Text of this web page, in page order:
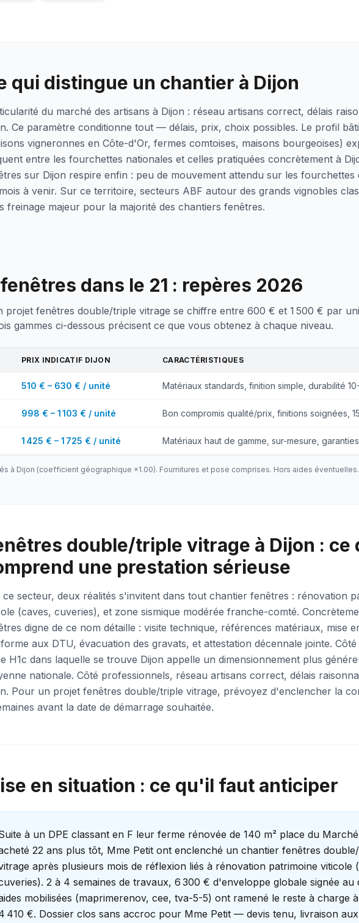
qui distingue un chantier à Dijon
du marché des artisans à Dijon : réseau artisans correct, délais
Ce paramètre conditionne tout — délais, prix, choix possibles. Le profil
vigneronnes en Côte-d'Or, fermes comtoises, maisons bourgeoises)
entre les fourchettes nationales et celles pratiquées concrètement à
sur Dijon respire enfin : peu de mouvement attendu sur les fourchettes
à venir. Sur ce territoire, secteurs ABF autour des grands vignobles
freinage majeur pour la majorité des chantiers fenêtres.
dans le 21 : repères 2026
projet fenêtres double/triple vitrage se chiffre entre 600 € et 1 500 € par
gammes ci-dessous précisent ce que vous obtenez à chaque niveau.
PRIX INDICATIF DIJON CARACTÉRISTIQUES
510 € – 630 € / unité Matériaux standards, finition simple, durabilité
998 € – 1 103 € / unité Bon compromis qualité/prix, finitions soignées,
1 425 € – 1 725 € / unité Matériaux haut de gamme, sur-mesure,
à Dijon (coefficient géographique ×1.00). Fournitures et pose comprises. Hors aides éventuelles.
double/triple vitrage à Dijon : ce
une prestation sérieuse
ce secteur, deux réalités s'invitent dans tout chantier fenêtres : rénovation
(caves, cuveries), et zone sismique modérée franche-comté.
digne de ce nom détaille : visite technique, références matériaux, mise
aux DTU, évacuation des gravats, et attestation décennale jointe.
H1c dans laquelle se trouve Dijon appelle un dimensionnement plus
nationale. Côté professionnels, réseau artisans correct, délais
Pour un projet fenêtres double/triple vitrage, prévoyez d'enclencher la
avant la date de démarrage souhaitée.
en situation : ce qu'il faut anticiper
à un DPE classant en F leur ferme rénovée de 140 m² place du
22 ans plus tôt, Mme Petit ont enclenché un chantier fenêtres
après plusieurs mois de réflexion liés à rénovation patrimoine viticole
2 à 4 semaines de travaux, 6 300 € d'enveloppe globale signée au
mobilisées (maprimerenov, cee, tva-5-5) ont ramené le reste à charge
410 €. Dossier clos sans accroc pour Mme Petit — devis tenu, livraison aux